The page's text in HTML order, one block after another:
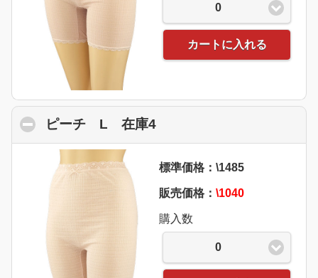
0
カートに入れる
ピーチ L 在庫4click to collapse
標準価格：\1485
販売価格： \1040
購入数
0